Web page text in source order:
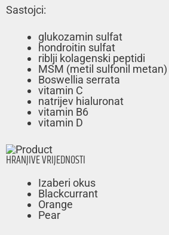
Sastojci:
glukozamin sulfat
hondroitin sulfat
riblji kolagenski peptidi
MSM (metil sulfonil metan)
Boswellia serrata
vitamin C
natrijev hialuronat
vitamin B6
vitamin D
HRANJIVE VRIJEDNOSTI
Izaberi okus
Blackcurrant
Orange
Pear